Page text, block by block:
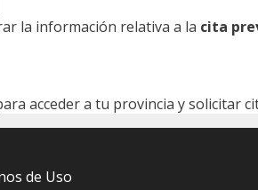
la información relativa a la cita
acceder a tu provincia y solicitar
de Uso